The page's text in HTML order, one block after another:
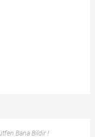
Bana Bildir !